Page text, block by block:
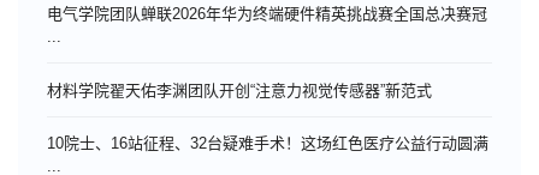
电气学院团队蝉联2026年华为终端硬件精英挑战赛全国总决赛冠
...
材料学院翟天佑李渊团队开创“注意力视觉传感器”新范式
10院士、16站征程、32台疑难手术！这场红色医疗公益行动圆满